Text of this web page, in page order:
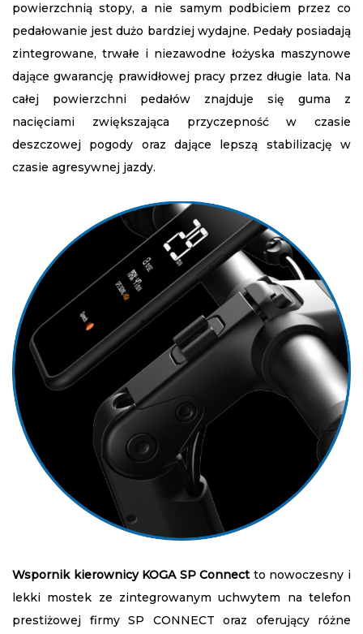
powierzchnią stopy, a nie samym podbiciem przez co
pedałowanie jest dużo bardziej wydajne. Pedały posiadają
zintegrowane, trwałe i niezawodne łożyska maszynowe
dające gwarancję prawidłowej pracy przez długie lata. Na
całej powierzchni pedałów znajduje się guma z
nacięciami zwiększająca przyczepność w czasie
deszczowej pogody oraz dające lepszą stabilizację w
czasie agresywnej jazdy.
Wspornik kierownicy KOGA SP Connect to nowoczesny i
lekki mostek ze zintegrowanym uchwytem na telefon
prestiżowej firmy SP CONNECT oraz oferujący różne